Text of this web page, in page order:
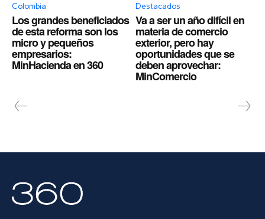
Colombia
Los grandes beneficiados
de esta reforma son los
micro y pequeños
empresarios:
MinHacienda en 360
Destacados
Va a ser un año difícil en
materia de comercio
exterior, pero hay
oportunidades que se
deben aprovechar:
MinComercio